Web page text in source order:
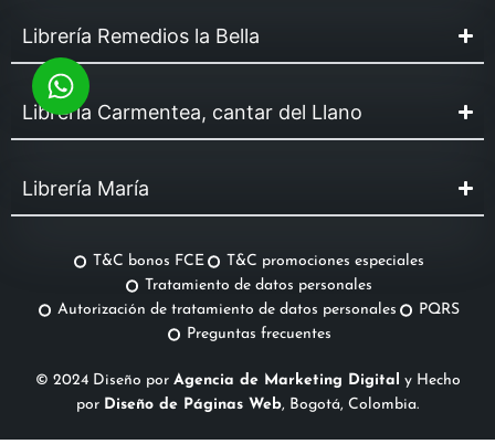
Librería Remedios la Bella
Librería Carmentea, cantar del Llano
Librería María
T&C bonos FCE
T&C promociones especiales
Tratamiento de datos personales
Autorización de tratamiento de datos personales
PQRS
Preguntas frecuentes
© 2024 Diseño por Agencia de Marketing Digital y Hecho
por Diseño de Páginas Web, Bogotá, Colombia.